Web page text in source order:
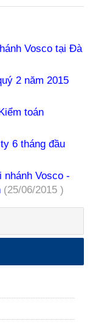
Vosco tại Đà
2 năm 2015
toán
6 tháng đầu
nhánh Vosco -
(25/06/2015 )